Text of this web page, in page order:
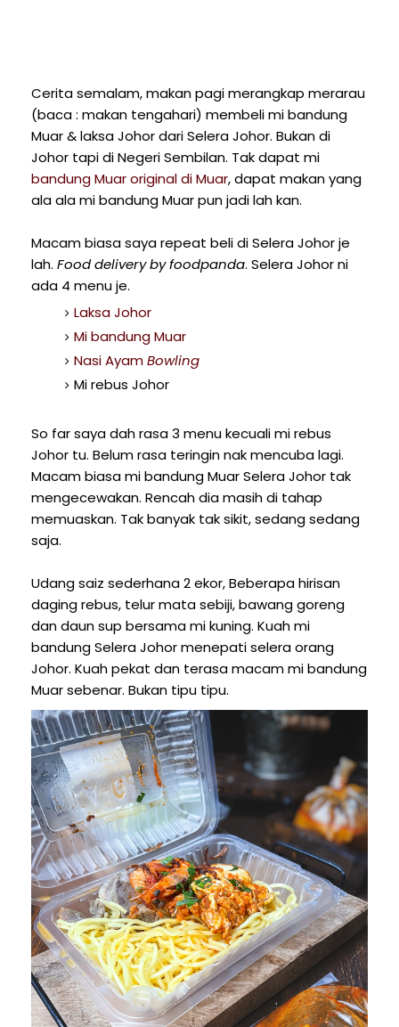
Cerita semalam, makan pagi merangkap merarau
(baca : makan tengahari) membeli mi bandung
Muar & laksa Johor dari Selera Johor. Bukan di
Johor tapi di Negeri Sembilan. Tak dapat mi
bandung Muar original di Muar, dapat makan yang
ala ala mi bandung Muar pun jadi lah kan.
Macam biasa saya repeat beli di Selera Johor je
lah. Food delivery by foodpanda. Selera Johor ni
ada 4 menu je.
Laksa Johor
Mi bandung Muar
Nasi AyamBowling
Mi rebus Johor
So far saya dah rasa 3 menu kecuali mi rebus
Johor tu. Belum rasa teringin nak mencuba lagi.
Macam biasa mi bandung Muar Selera Johor tak
mengecewakan. Rencah dia masih di tahap
memuaskan. Tak banyak tak sikit, sedang sedang
saja.
Udang saiz sederhana 2 ekor, Beberapa hirisan
daging rebus, telur mata sebiji, bawang goreng
dan daun sup bersama mi kuning. Kuah mi
bandung Selera Johor menepati selera orang
Johor. Kuah pekat dan terasa macam mi bandung
Muar sebenar. Bukan tipu tipu.